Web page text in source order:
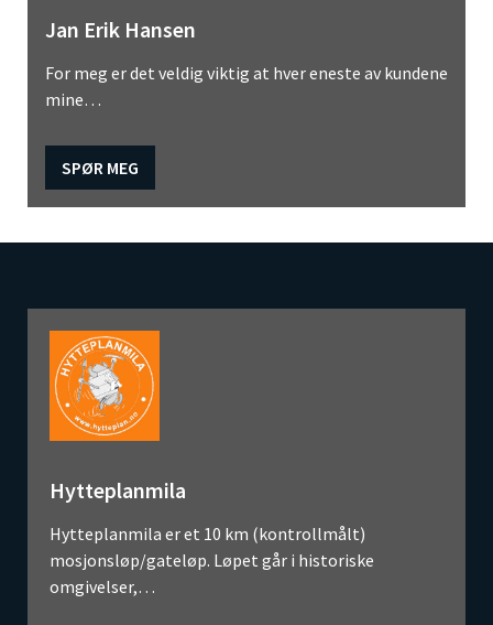
Jan Erik Hansen
For meg er det veldig viktig at hver eneste av kundene
mine…
SPØR MEG
Hytteplanmila
Hytteplanmila er et 10 km (kontrollmålt)
mosjonsløp/gateløp. Løpet går i historiske
omgivelser,…